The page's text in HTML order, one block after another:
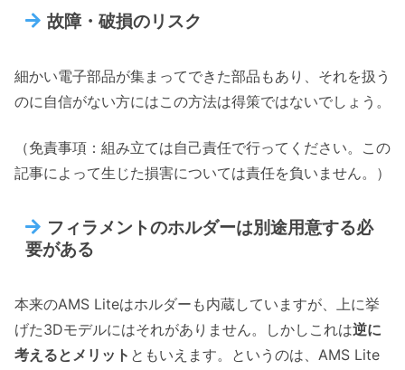
故障・破損のリスク
細かい電子部品が集まってできた部品もあり、それを扱う
のに自信がない方にはこの方法は得策ではないでしょう。
（免責事項：組み立ては自己責任で行ってください。この
記事によって生じた損害については責任を負いません。）
フィラメントのホルダーは別途用意する必
要がある
本来のAMS Liteはホルダーも内蔵していますが、上に挙
げた3Dモデルにはそれがありません。しかしこれは逆に
考えるとメリット ともいえます。というのは、AMS Lite